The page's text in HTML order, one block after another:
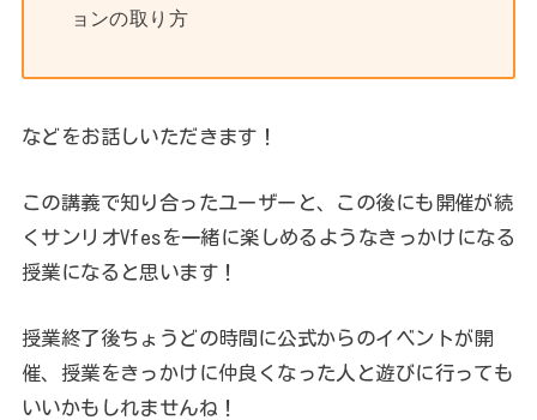
ョンの取り方
などをお話しいただきます！
この講義で知り合ったユーザーと、この後にも開催が続
くサンリオVfesを一緒に楽しめるようなきっかけになる
授業になると思います！
授業終了後ちょうどの時間に公式からのイベントが開
催、授業をきっかけに仲良くなった人と遊びに行っても
いいかもしれませんね！